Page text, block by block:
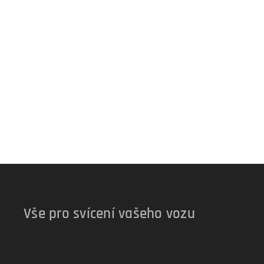
Vše pro svícení vašeho vozu